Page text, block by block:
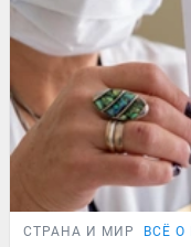
СТРАНА И МИР ВСЁ О